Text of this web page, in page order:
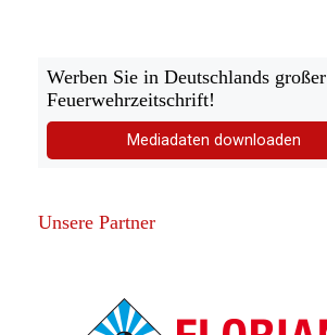
Werben Sie in Deutschlands großer
Feuerwehrzeitschrift!
Mediadaten downloaden
Unsere Partner